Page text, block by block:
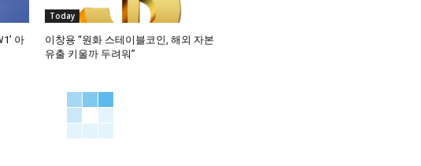
아
Today
이창용 “원화 스테이블코인, 해외 자본
유출 키울까 두려워”